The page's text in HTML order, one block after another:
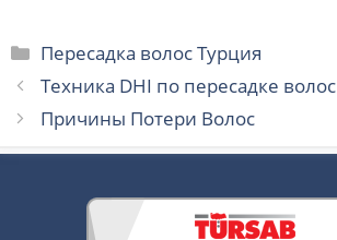
Рубрики
Пересадка волос Турция
Техника DHI по пересадке волос
Причины Потери Волос